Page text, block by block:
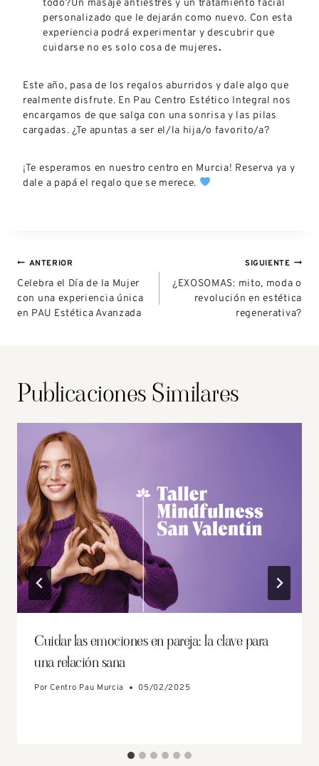
todo?Un masaje antiestrés y un tratamiento facial
personalizado que le dejarán como nuevo. Con esta
experiencia podrá experimentar y descubrir que
cuidarse no es solo cosa de mujeres.
Este año, pasa de los regalos aburridos y dale algo que
realmente disfrute. En Pau Centro Estético Integral nos
encargamos de que salga con una sonrisa y las pilas
cargadas. ¿Te apuntas a ser el/la hija/o favorito/a?
¡Te esperamos en nuestro centro en Murcia! Reserva ya y
dale a papá el regalo que se merece.
ANTERIOR
Celebra el Día de la Mujer
con una experiencia única
en PAU Estética Avanzada
SIGUIENTE
¿EXOSOMAS: mito, moda o
revolución en estética
regenerativa?
Publicaciones Similares
Cuidar las emociones en pareja: la clave para
una relación sana
Por Centro Pau Murcia 05/02/2025